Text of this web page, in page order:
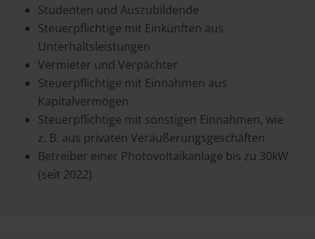
Studenten und Auszubildende
Steuerpflichtige mit Einkünften aus
Unterhaltsleistungen
Vermieter und Verpächter
Steuerpflichtige mit Einnahmen aus
Kapitalvermögen
Steuerpflichtige mit sonstigen Einnahmen, wie
z. B. aus privaten Veräußerungsgeschäften
Betreiber einer Photovoltaikanlage bis zu 30kW
(seit 2022)